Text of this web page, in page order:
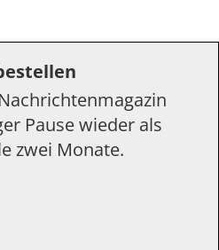
Pause wieder als
zwei Monate.